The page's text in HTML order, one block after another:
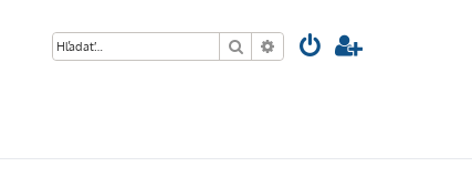
Hľadať Rozšírené vyhľadávanie